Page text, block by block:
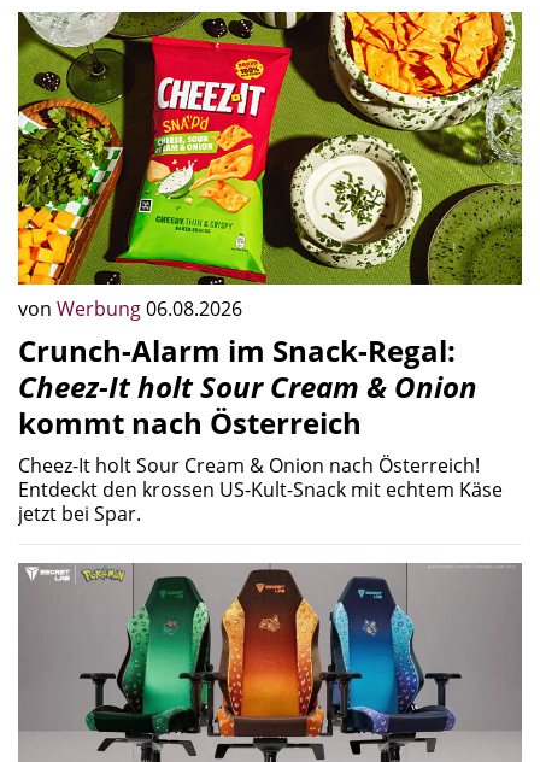
von Werbung06.08.2026
Crunch-Alarm im Snack-Regal:
Cheez-It holt Sour Cream & Onion
kommt nach Österreich
Cheez-It holt Sour Cream & Onion nach Österreich!
Entdeckt den krossen US-Kult-Snack mit echtem Käse
jetzt bei Spar.